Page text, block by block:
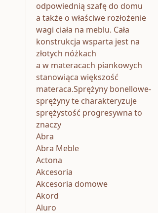
odpowiednią szafę do domu
a także o właściwe rozłożenie
wagi ciała na meblu. Cała
konstrukcja wsparta jest na
złotych nóżkach
a w materacach piankowych
stanowiąca większość
materaca.Sprężyny bonellowe-
sprężyny te charakteryzuje
sprężystość progresywna to
znaczy
Abra
Abra Meble
Actona
Akcesoria
Akcesoria domowe
Akord
Aluro